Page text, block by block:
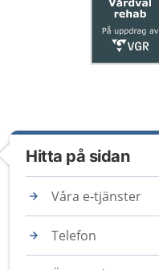
Hitta på sidan
Våra e-tjänster
Telefon